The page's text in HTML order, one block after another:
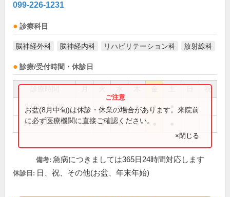
099-226-1231
診療科目
脳神経外科 脳神経内科 リハビリテーション科 放射線科
診療/受付時間・休診日
祝
9:00～13:00 ● ● ● ● ●
14:00～18:00 ● ● ● ●
お盆(8月中旬)は休診・休業の場合があります。来院前
に必ず医療機関に直接ご確認ください。
×閉じる
備考: 急病につきましては365日24時間対応します
休診日: 日、祝、その他(お盆、年末年始)